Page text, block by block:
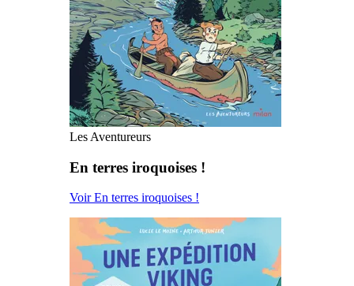
Les Aventureurs
En terres iroquoises !
Voir En terres iroquoises !